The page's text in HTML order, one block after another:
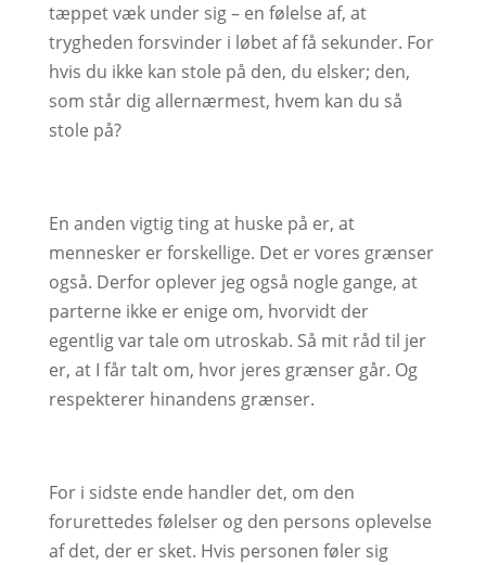
tæppet væk under sig – en følelse af, at
trygheden forsvinder i løbet af få sekunder. For
hvis du ikke kan stole på den, du elsker; den,
som står dig allernærmest, hvem kan du så
stole på?
En anden vigtig ting at huske på er, at
mennesker er forskellige. Det er vores grænser
også. Derfor oplever jeg også nogle gange, at
parterne ikke er enige om, hvorvidt der
egentlig var tale om utroskab. Så mit råd til jer
er, at I får talt om, hvor jeres grænser går. Og
respekterer hinandens grænser.
For i sidste ende handler det, om den
forurettedes følelser og den persons oplevelse
af det, der er sket. Hvis personen føler sig